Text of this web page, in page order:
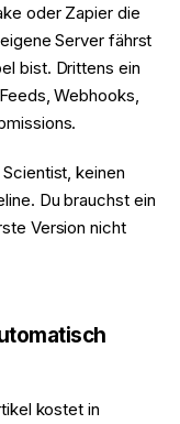
oder Zapier die
Server fährst
bist. Drittens ein
Webhooks,
keinen
Du brauchst ein
Version nicht
kostet in